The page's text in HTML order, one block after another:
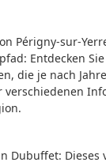
Périgny-sur-
Entdecken
die je nach
verschiedenen
Dubuffet: